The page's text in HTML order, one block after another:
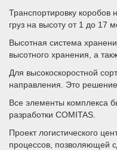
Транспортировку коробов
груз на высоту от 1 до 17
Высотная система
высотного хранения, а
Для высокоскоростной
направления. Это
Все элементы комплекса
разработки COMITAS.
Проект логистического
процессов, позволяющей